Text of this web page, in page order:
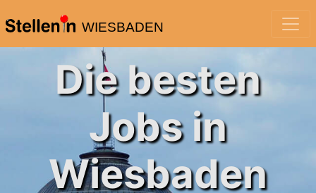
WIESBADEN
Die besten
Jobs in
Wiesbaden